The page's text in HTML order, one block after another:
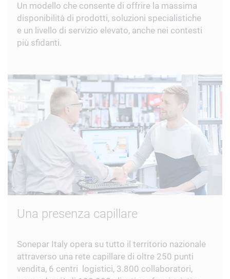
Un modello che consente di offrire la massima
disponibilità di prodotti, soluzioni specialistiche
e un livello di servizio elevato, anche nei contesti
più sfidanti.
Una presenza capillare
Sonepar Italy opera su tutto il territorio nazionale
attraverso una rete capillare di oltre 250 punti
vendita, 6 centri logistici, 3.800 collaboratori,